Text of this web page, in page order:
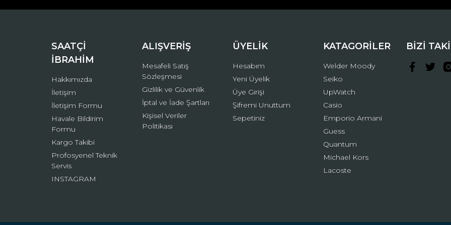
Bu ürüne benzer farklı alternatifler olmalı.
Gönder
SAATÇİ
İBRAHİM
Hakkımızda
İletişim
İletişim Formu
Havale Bildirim
Formu
Kargo Takibi
Profosyenel Teknik
Servis
INSTAGRAM
ALIŞVERİŞ
Mesafeli Satış
Sözleşmesi
Gizlilik ve Güvenlik
İptal ve İade Şartları
Kişisel Veriler
Politikası
ÜYELİK
Hesabım
Yeni Üyelik
Üye Girişi
Şifremi Unuttum
Sepetiniz
KATAGORİLER
Welder Moody
Seiko
UpWatch
Casio
Emporio Armani
Guess
Quantum
Michael Kors
Lacoste
BİZİ